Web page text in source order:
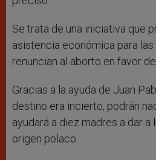
Se trata de una iniciativa que
asistencia económica para
renuncian al aborto en favor
Gracias a la ayuda de Juan
destino era incierto, podrán
ayudará a diez madres a dar a
origen polaco.